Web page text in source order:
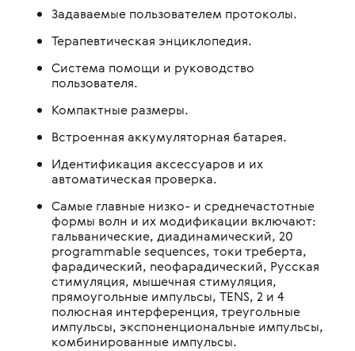
Задаваемые пользователем протоколы.
Терапевтическая энциклопедия.
Система помощи и руководство
пользователя.
Компактные размеры.
Встроенная аккумуляторная батарея.
Идентификация аксессуаров и их
автоматическая проверка.
Самые главные низко- и среднечастотные
формы волн и их модификации включают:
гальванические, диадинамический, 20
programmable sequences, токи треберта,
фарадический, neoфарадический, Русская
стимуляция, мышечная стимуляция,
прямоугольные импульсы, TENS, 2 и 4
полюсная интерференция, треугольные
импульсы, экспоненциональные импульсы,
комбинированные импульсы.